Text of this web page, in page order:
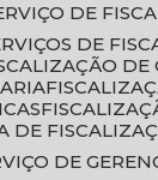
DE
DE
DE
DE